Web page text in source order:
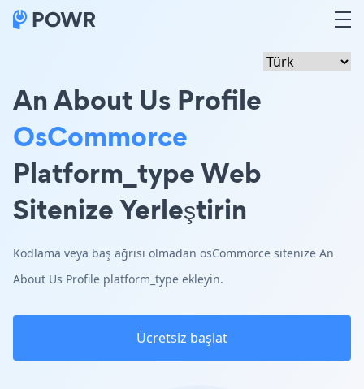
An About Us Profile
OsCommorce
Platform_type Web
Sitenize Yerleştirin
Kodlama veya baş ağrısı olmadan osCommorce sitenize An
About Us Profile platform_type ekleyin.
Ücretsiz başlat